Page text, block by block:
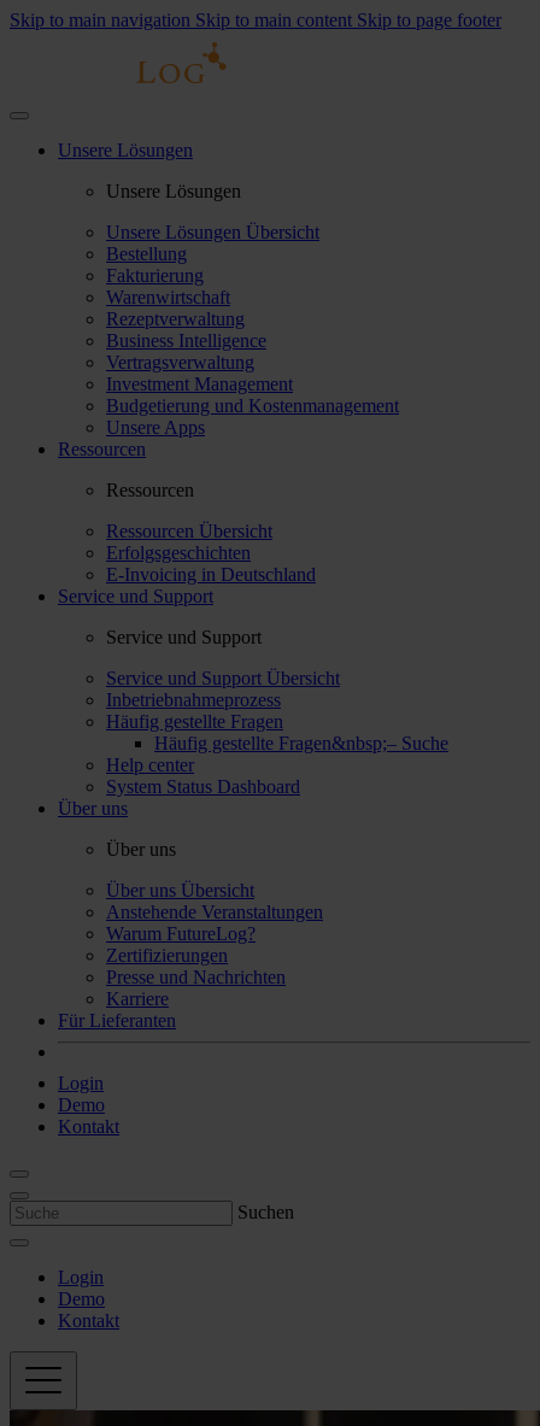
Skip to main navigation Skip to main content Skip to page footer
Unsere Lösungen
Unsere Lösungen
Unsere Lösungen Übersicht
Bestellung
Fakturierung
Warenwirtschaft
Rezeptverwaltung
Business Intelligence
Vertragsverwaltung
Investment Management
Budgetierung und Kostenmanagement
Unsere Apps
Ressourcen
Ressourcen
Ressourcen Übersicht
Erfolgsgeschichten
E-Invoicing in Deutschland
Service und Support
Service und Support
Service und Support Übersicht
Inbetriebnahmeprozess
Häufig gestellte Fragen
Häufig gestellte Fragen&nbsp;– Suche
Help center
System Status Dashboard
Über uns
Über uns
Über uns Übersicht
Anstehende Veranstaltungen
Warum FutureLog?
Zertifizierungen
Presse und Nachrichten
Karriere
Für Lieferanten
Login
Demo
Kontakt
Suchen
Login
Demo
Kontakt